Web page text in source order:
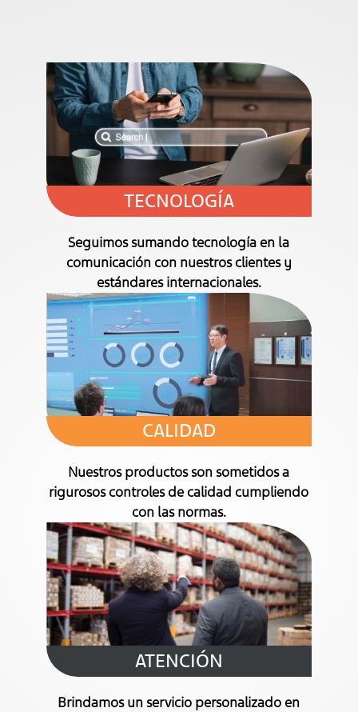
TECNOLOGÍA
Seguimos sumando tecnología en la
comunicación con nuestros clientes y
estándares internacionales.
CALIDAD
Nuestros productos son sometidos a
rigurosos controles de calidad cumpliendo
con las normas.
ATENCIÓN
Brindamos un servicio personalizado en